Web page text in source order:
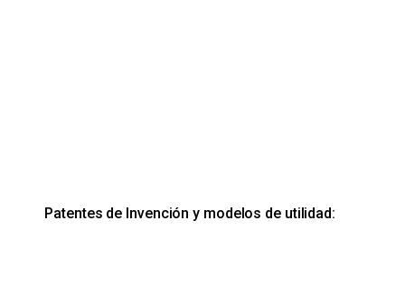
Patentes de Invención y modelos de utilidad: